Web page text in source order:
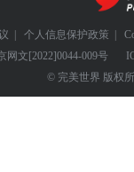
| 个人信息保护政策 |
网文[2022]0044-009号
© 完美世界 版权所